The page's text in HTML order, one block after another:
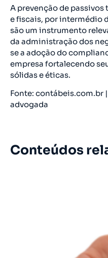
A prevenção de
e fiscais, por intermédio
são um instrumento
da administração dos
se a adoção do
empresa fortalecendo
sólidas e éticas.
Fonte: contábeis.com.br
advogada
Conteúdos